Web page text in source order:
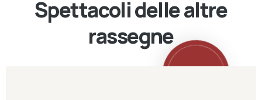
Spettacoli delle altre
rassegne